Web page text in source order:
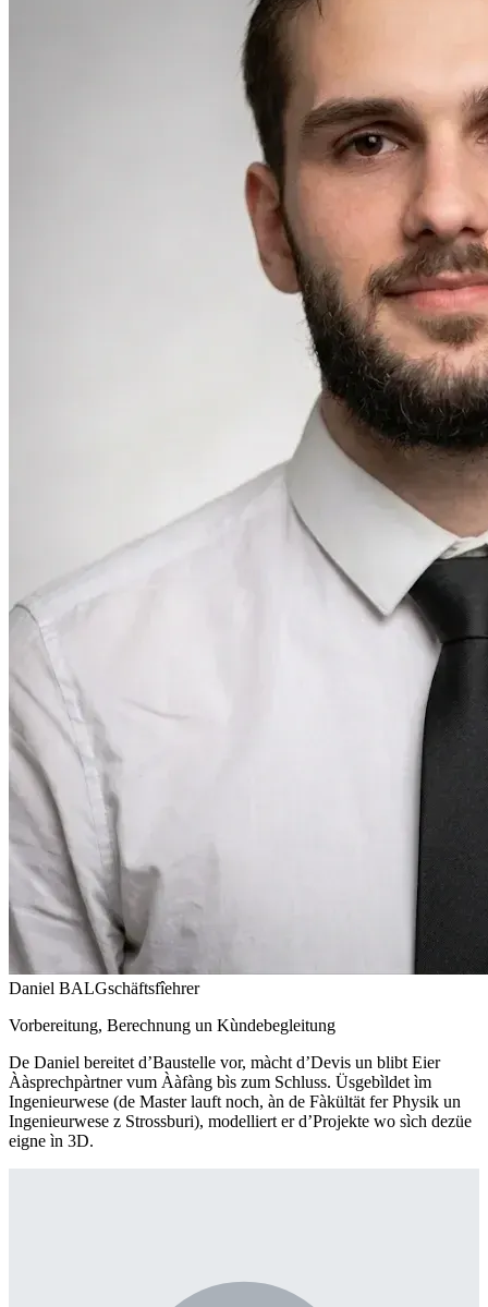
Daniel BALGschäftsfîehrer
Vorbereitung, Berechnung un Kùndebegleitung
De Daniel bereitet d’Baustelle vor, màcht d’Devis un blibt Eier
Ààsprechpàrtner vum Ààfàng bìs zum Schluss. Üsgebìldet ìm
Ingenieurwese (de Master lauft noch, àn de Fàkültät fer Physik un
Ingenieurwese z Strossburi), modelliert er d’Projekte wo sìch dezüe
eigne ìn 3D.